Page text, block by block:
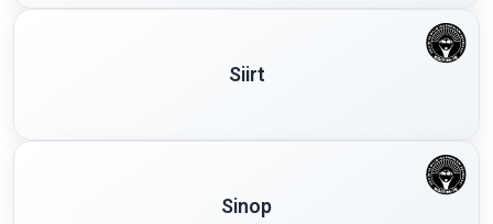
Siirt
Sinop